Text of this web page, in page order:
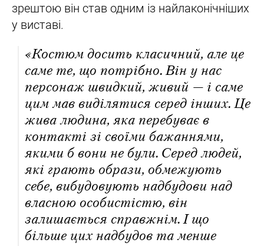
зрештою він став одним із найлаконічніших
у виставі.
«Костюм досить класичний, але це
саме те, що потрібно. Він у нас
персонаж швидкий, живий — і саме
цим мав виділятися серед інших. Це
жива людина, яка перебуває в
контакті зі своїми бажаннями,
якими б вони не були. Серед людей,
які грають образи, обмежують
себе, вибудовують надбудови над
власною особистістю, він
залишається справжнім. І що
більше цих надбудов та менше